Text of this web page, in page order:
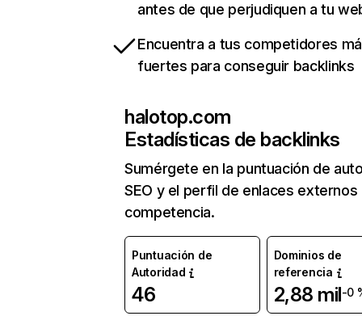
antes de que perjudiquen a tu
Encuentra a tus competidores
fuertes para conseguir backlinks
halotop.com
Estadísticas de backlinks
Sumérgete en la puntuación de
SEO y el perfil de enlaces externos
competencia.
Puntuación de
Autoridad
46
Dominios de
referencia
2,88 mil-0